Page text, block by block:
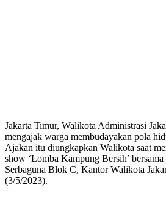
Jakarta Timur, Walikota Administrasi
mengajak warga membudayakan pola
Ajakan itu diungkapkan Walikota saat
show ‘Lomba Kampung Bersih’
Serbaguna Blok C, Kantor Walikota
(3/5/2023).